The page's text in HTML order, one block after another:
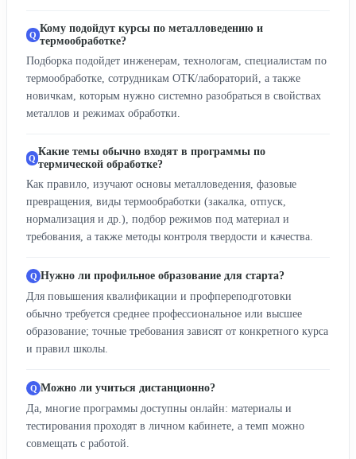
Кому подойдут курсы по металловедению и
термообработке?
Подборка подойдет инженерам, технологам, специалистам по
термообработке, сотрудникам ОТК/лабораторий, а также
новичкам, которым нужно системно разобраться в свойствах
металлов и режимах обработки.
Какие темы обычно входят в программы по
термической обработке?
Как правило, изучают основы металловедения, фазовые
превращения, виды термообработки (закалка, отпуск,
нормализация и др.), подбор режимов под материал и
требования, а также методы контроля твердости и качества.
Нужно ли профильное образование для старта?
Для повышения квалификации и профпереподготовки
обычно требуется среднее профессиональное или высшее
образование; точные требования зависят от конкретного курса
и правил школы.
Можно ли учиться дистанционно?
Да, многие программы доступны онлайн: материалы и
тестирования проходят в личном кабинете, а темп можно
совмещать с работой.